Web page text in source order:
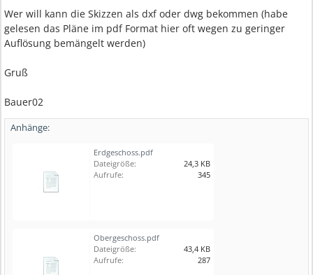
Wer will kann die Skizzen als dxf oder dwg bekommen (habe
gelesen das Pläne im pdf Format hier oft wegen zu geringer
Auflösung bemängelt werden)
Gruß
Bauer02
Anhänge:
Erdgeschoss.pdf
Dateigröße:
24,3 KB
Aufrufe:
345
Obergeschoss.pdf
Dateigröße:
43,4 KB
Aufrufe:
287